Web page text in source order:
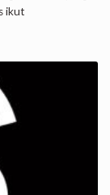
ikut